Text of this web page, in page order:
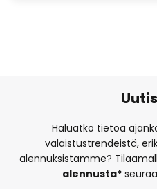
Haluatko tietoa
valaistustrendeistä,
alennuksistamme?
alennusta*